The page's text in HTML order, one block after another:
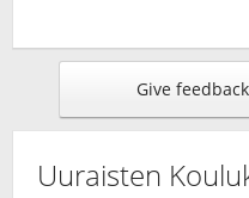
Give
Uuraisten